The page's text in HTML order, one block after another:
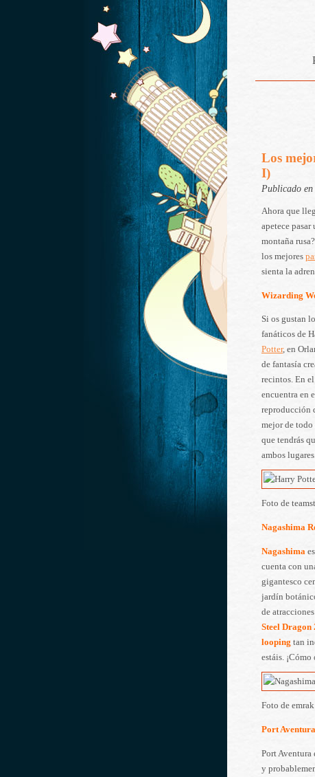
Los
I)
Publicado
Ahora que
apetece
montaña
los mejores
sienta la
Wizarding
Si os gustan
fanáticos de
Potter, en
de fantasía
recintos. En
encuentra en
reproducción
mejor de todo
que tendrás
ambos
Foto de
Nagashima
Nagashima
cuenta con
gigantesco
jardín
de
Steel Dragon
looping tan
estáis. ¡Cómo
Foto de
Port
Port Aventura
y